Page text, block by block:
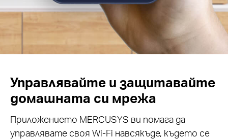
Управлявайте и защитавайте
домашната си мрежа
Приложението MERCUSYS ви помага да
управлявате своя Wi-Fi навсякъде, където се